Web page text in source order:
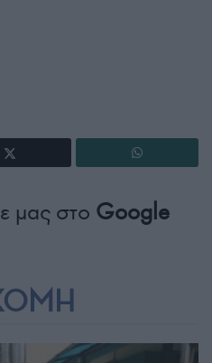
μας στο Google